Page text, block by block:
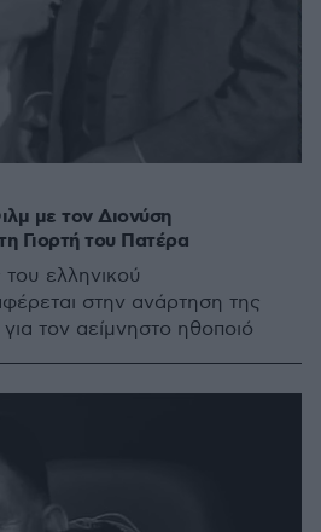
με τον Διονύση
Γιορτή του Πατέρα
ελληνικού
στην ανάρτηση της
τον αείμνηστο ηθοποιό